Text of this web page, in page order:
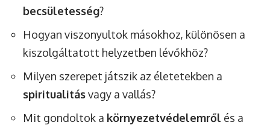
becsületesség?
Hogyan viszonyultok másokhoz, különösen a
kiszolgáltatott helyzetben lévőkhöz?
Milyen szerepet játszik az életetekben a
spiritualitásvagy a vallás?
Mit gondoltok a környezetvédelemről és a